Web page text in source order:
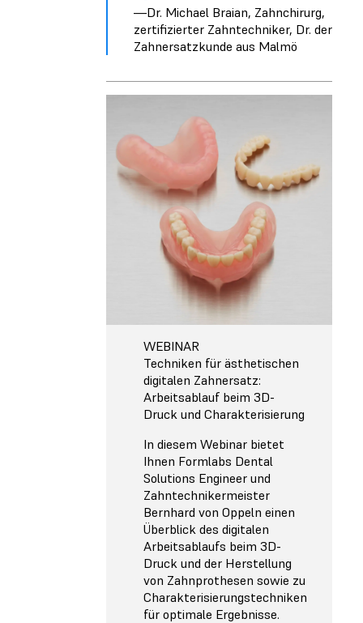
—Dr. Michael Braian, Zahnchirurg,
zertifizierter Zahntechniker, Dr. der
Zahnersatzkunde aus Malmö
WEBINAR
Techniken für ästhetischen
digitalen Zahnersatz:
Arbeitsablauf beim 3D-
Druck und Charakterisierung
In diesem Webinar bietet
Ihnen Formlabs Dental
Solutions Engineer und
Zahntechnikermeister
Bernhard von Oppeln einen
Überblick des digitalen
Arbeitsablaufs beim 3D-
Druck und der Herstellung
von Zahnprothesen sowie zu
Charakterisierungstechniken
für optimale Ergebnisse.